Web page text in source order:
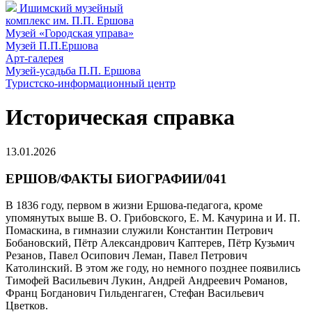
Ишимский музейный
комплекс им. П.П. Ершова
Музей «Городская управа»
Музей П.П.Ершова
Арт-галерея
Музей-усадьба П.П. Ершова
Туристско-информационный центр
Историческая справка
13.01.2026
ЕРШОВ/ФАКТЫ БИОГРАФИИ/041
В 1836 году, первом в жизни Ершова-педагога, кроме
упомянутых выше В. О. Грибовского, Е. М. Качурина и И. П.
Помаскина, в гимназии служили Константин Петрович
Бобановский, Пётр Александрович Каптерев, Пётр Кузьмич
Резанов, Павел Осипович Леман, Павел Петрович
Католинский. В этом же году, но немного позднее появились
Тимофей Васильевич Лукин, Андрей Андреевич Романов,
Франц Богданович Гильденгаген, Стефан Васильевич
Цветков.